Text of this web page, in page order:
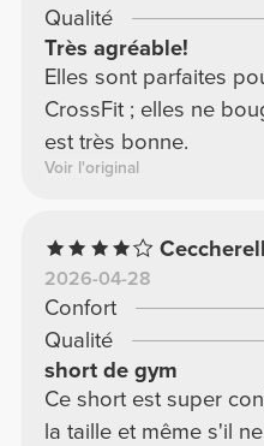
Qualité
Très agréable!
Elles sont parfaites
CrossFit ; elles ne
est très bonne.
Voir l'original
2026-04-28
Confort
Qualité
short de gym
Ce short est super
la taille et même s'il